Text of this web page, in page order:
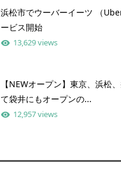
浜松市でウーバーイーツ （
ービス開始
13,629 views
【NEWオープン】東京、浜松
て袋井にもオープンの...
12,957 views